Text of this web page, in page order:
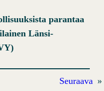
parantaa
Länsi-
Seuraava »